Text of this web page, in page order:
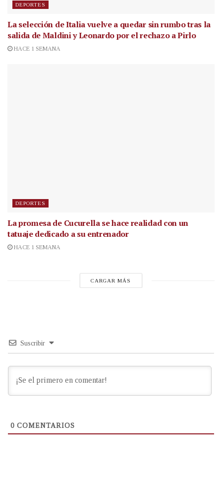
DEPORTES
La selección de Italia vuelve a quedar sin rumbo tras la
salida de Maldini y Leonardo por el rechazo a Pirlo
HACE 1 SEMANA
DEPORTES
La promesa de Cucurella se hace realidad con un
tatuaje dedicado a su entrenador
HACE 1 SEMANA
CARGAR MÁS
Suscribir
0 COMENTARIOS